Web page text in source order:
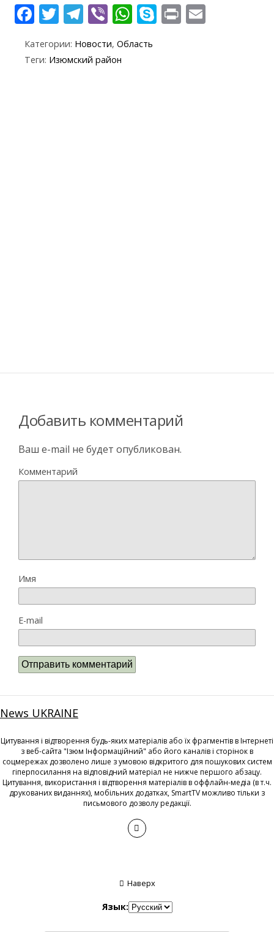
F
e
T
itt
T
e
gr
Vi
er
W
at
S Pr
Категории: Новости, Область
Теги: Изюмский район
Добавить комментарий
Ваш e-mail не будет опубликован.
Комментарий
Имя
E-mail
News UKRAINE
Цитування і відтворення будь-яких матеріалів або їх фрагментів в Інтернеті
з веб-сайта "Ізюм Інформаційний" або його каналів і сторінок в
соцмережах дозволено лише з умовою відкритого для пошукових систем
гіперпосилання на відповідний матеріал не нижче першого абзацу.
Цитування, використання і відтворення матеріалів в оффлайн-медіа (в т.ч.
друкованих виданнях), мобільних додатках, SmartTV можливо тільки з
письмового дозволу редакції.
Наверх
Язык: